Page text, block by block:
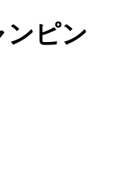
ンピン